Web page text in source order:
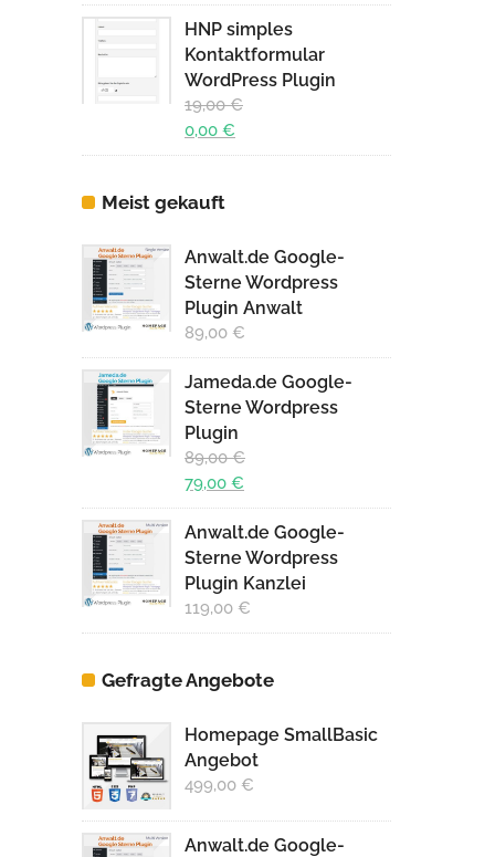
HNP simples
Kontaktformular
WordPress Plugin
19,00€
Ursprünglicher
Preis
19,00 €
0,00 €
Aktueller
ist:
Meist gekauft
Anwalt.de Google-
Sterne Wordpress
Plugin Anwalt
89,00 €
Jameda.de Google-
Sterne Wordpress
Plugin
89,00€
Ursprünglicher
Preis
war:
89,00 €
79,00 €
Aktueller
Preis
ist:
79,00 €.
Anwalt.de Google-
Sterne Wordpress
Plugin Kanzlei
119,00 €
Gefragte Angebote
Homepage SmallBasic
Angebot
499,00 €
Anwalt.de Google-